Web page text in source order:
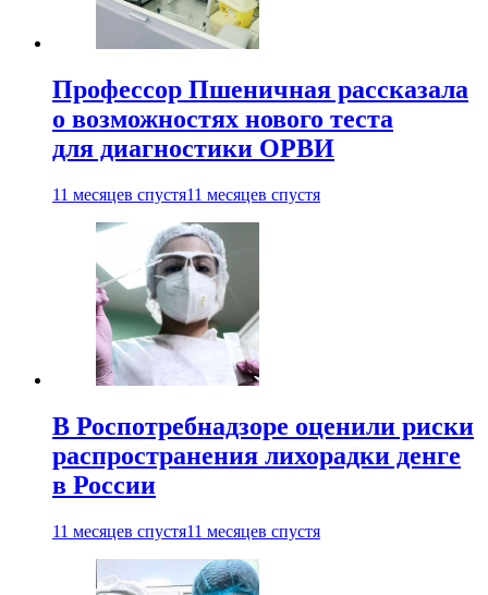
Профессор Пшеничная рассказала
о возможностях нового теста
для диагностики ОРВИ
11 месяцев спустя11 месяцев спустя
В Роспотребнадзоре оценили риски
распространения лихорадки денге
в России
11 месяцев спустя11 месяцев спустя